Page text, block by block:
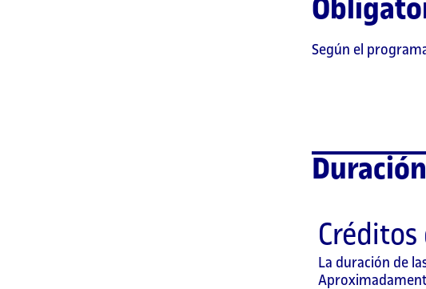
Según el
La duración de